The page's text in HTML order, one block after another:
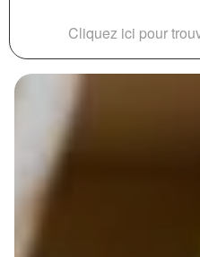
Cliquez ici pour